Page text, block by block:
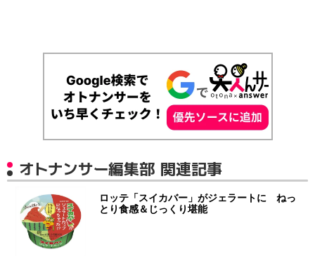
オトナンサー編集部 関連記事
ロッテ「スイカバー」がジェラートに ねっ
とり食感＆じっくり堪能